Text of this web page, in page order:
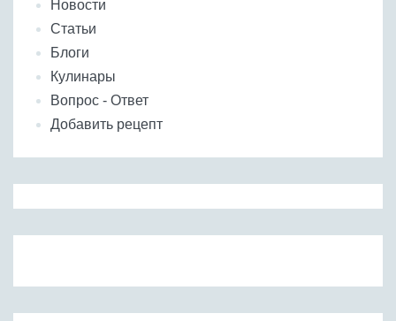
Новости
Статьи
Блоги
Кулинары
Вопрос - Ответ
Добавить рецепт